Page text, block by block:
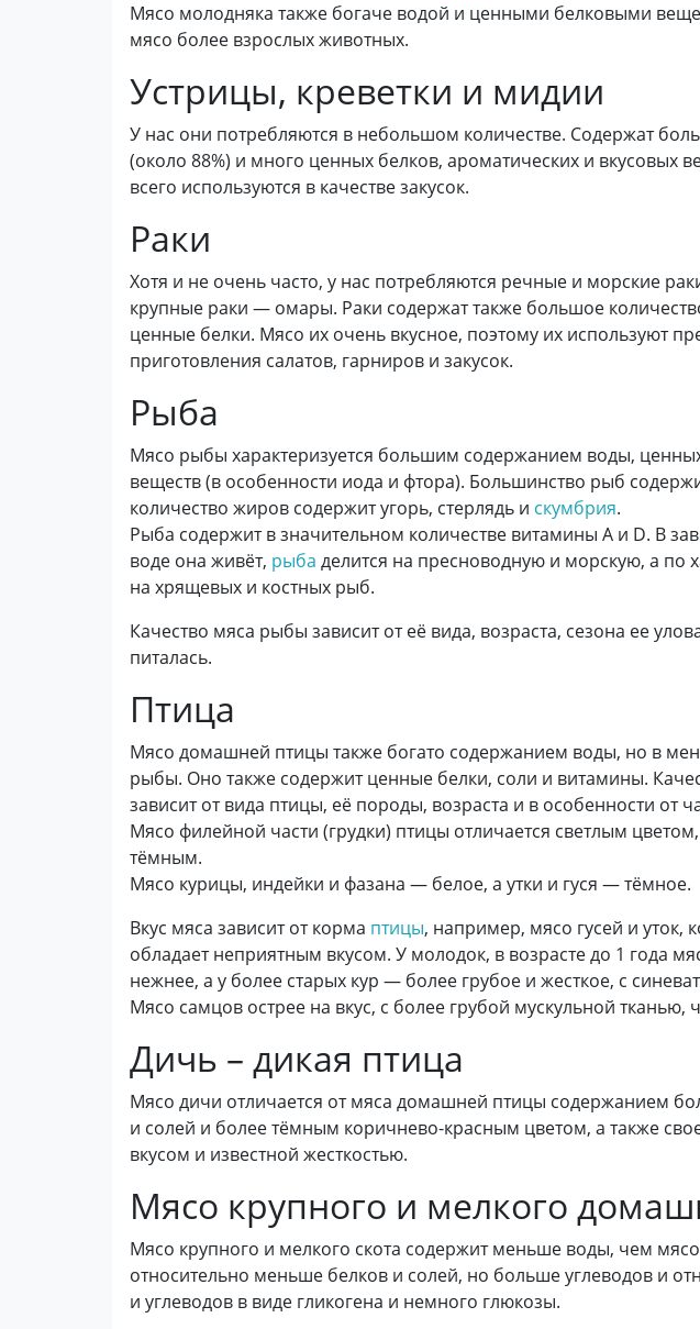
Мясо молодняка также богаче водой и ценными белковыми
мясо более взрослых животных.
Устрицы, креветки и мидии
У нас они потребляются в небольшом количестве. Содержат
(около 88%) и много ценных белков, ароматических и вкусовых
всего используются в качестве закусок.
Раки
Хотя и не очень часто, у нас потребляются речные и морские
крупные раки — омары. Раки содержат также большое
ценные белки. Мясо их очень вкусное, поэтому их используют
приготовления салатов, гарниров и закусок.
Рыба
Мясо рыбы характеризуется большим содержанием воды,
веществ (в особенности иода и фтора). Большинство рыб
количество жиров содержит угорь, стерлядь и скумбрия.
Рыба содержит в значительном количестве витамины А и D. В
воде она живёт, рыба делится на пресноводную и морскую, а по
на хрящевых и костных рыб.
Качество мяса рыбы зависит от её вида, возраста, сезона ее
питалась.
Птица
Мясо домашней птицы также богато содержанием воды, но в
рыбы. Оно также содержит ценные белки, соли и витамины.
зависит от вида птицы, её породы, возраста и в особенности от
Мясо филейной части (грудки) птицы отличается светлым
тёмным.
Мясо курицы, индейки и фазана — белое, а утки и гуся — тёмное.
Вкус мяса зависит от корма птицы, например, мясо гусей и уток,
обладает неприятным вкусом. У молодок, в возрасте до 1 года
нежнее, а у более старых кур — более грубое и жесткое, с
Мясо самцов острее на вкус, с более грубой мускульной тканью,
Дичь – дикая птица
Мясо дичи отличается от мяса домашней птицы содержанием
и солей и более тёмным коричнево-красным цветом, а также
вкусом и известной жесткостью.
Мясо крупного и мелкого
Мясо крупного и мелкого скота содержит меньше воды, чем
относительно меньше белков и солей, но больше углеводов и
и углеводов в виде гликогена и немного глюкозы.